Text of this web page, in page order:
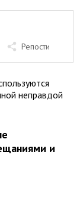
Репости
и